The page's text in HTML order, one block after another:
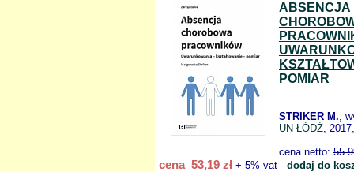
ABSENCJA
POMIAR
STRIKER M.,
UN ŁÓDŹ,
cena netto:
cena 53,19 zł + 5% vat - dodaj do